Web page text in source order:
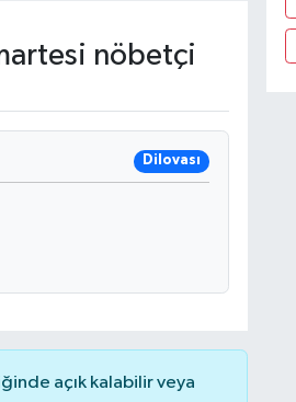
nöbetçi
Dilovası
açık kalabilir veya